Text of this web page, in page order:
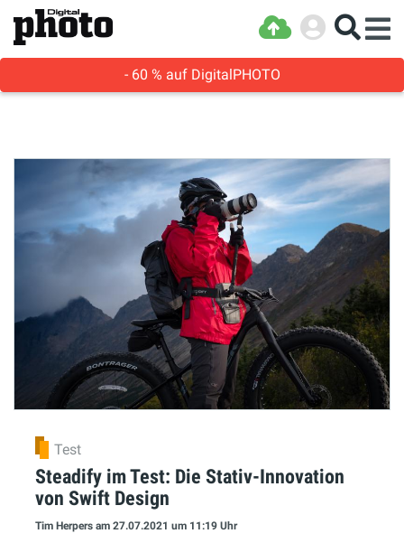
- 60 % auf DigitalPHOTO
Test
Steadify im Test: Die Stativ-Innovation
von Swift Design
Tim Herpers am 27.07.2021 um 11:19 Uhr